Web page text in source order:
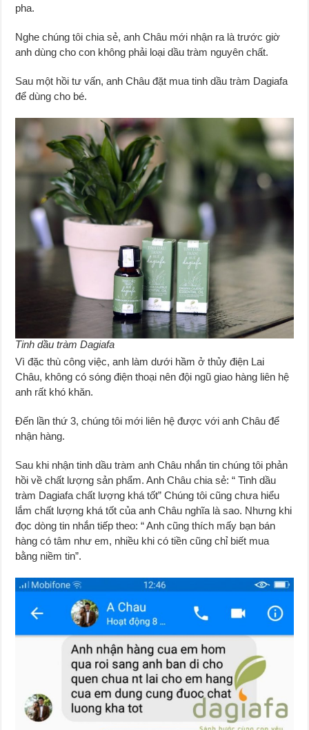
pha.
Nghe chúng tôi chia sẻ, anh Châu mới nhận ra là trước giờ
anh dùng cho con không phải loại dầu tràm nguyên chất.
Sau một hồi tư vấn, anh Châu đặt mua tinh dầu tràm Dagiafa
để dùng cho bé.
Tinh dầu tràm Dagiafa
Vì đặc thù công việc, anh làm dưới hầm ở thủy điện Lai
Châu, không có sóng điện thoại nên đội ngũ giao hàng liên hệ
anh rất khó khăn.
Đến lần thứ 3, chúng tôi mới liên hệ được với anh Châu để
nhận hàng.
Sau khi nhận tinh dầu tràm anh Châu nhắn tin chúng tôi phản
hồi về chất lượng sản phẩm. Anh Châu chia sẻ: “ Tinh dầu
tràm Dagiafa chất lượng khá tốt” Chúng tôi cũng chưa hiểu
lắm chất lượng khá tốt của anh Châu nghĩa là sao. Nhưng khi
đọc dòng tin nhắn tiếp theo: “ Anh cũng thích mấy bạn bán
hàng có tâm như em, nhiều khi có tiền cũng chỉ biết mua
bằng niềm tin”.